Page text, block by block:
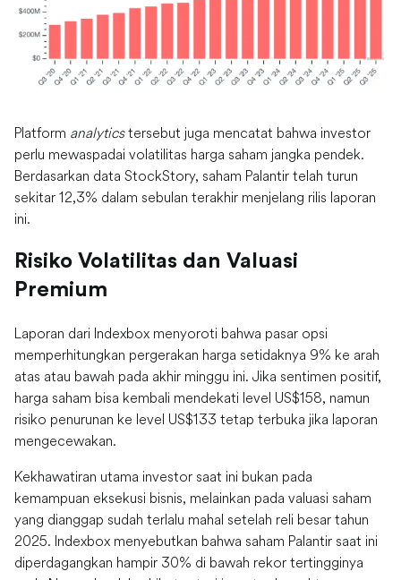
Platform analyticstersebut juga mencatat bahwa investor
perlu mewaspadai volatilitas harga saham jangka pendek.
Berdasarkan data StockStory, saham Palantir telah turun
sekitar 12,3% dalam sebulan terakhir menjelang rilis laporan
ini.
Risiko Volatilitas dan Valuasi
Premium
Laporan dari Indexbox menyoroti bahwa pasar opsi
memperhitungkan pergerakan harga setidaknya 9% ke arah
atas atau bawah pada akhir minggu ini. Jika sentimen positif,
harga saham bisa kembali mendekati level US$158, namun
risiko penurunan ke level US$133 tetap terbuka jika laporan
mengecewakan.
Kekhawatiran utama investor saat ini bukan pada
kemampuan eksekusi bisnis, melainkan pada valuasi saham
yang dianggap sudah terlalu mahal setelah reli besar tahun
2025. Indexbox menyebutkan bahwa saham Palantir saat ini
diperdagangkan hampir 30% di bawah rekor tertingginya